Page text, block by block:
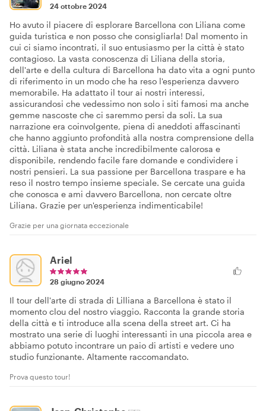
24 ottobre 2024
Ho avuto il piacere di esplorare Barcellona con Liliana come
guida turistica e non posso che consigliarla! Dal momento in
cui ci siamo incontrati, il suo entusiasmo per la città è stato
contagioso. La vasta conoscenza di Liliana della storia,
dell'arte e della cultura di Barcellona ha dato vita a ogni punto
di riferimento in un modo che ha reso l'esperienza davvero
memorabile. Ha adattato il tour ai nostri interessi,
assicurandosi che vedessimo non solo i siti famosi ma anche
gemme nascoste che ci saremmo persi da soli. La sua
narrazione era coinvolgente, piena di aneddoti affascinanti
che hanno aggiunto profondità alla nostra comprensione della
città. Liliana è stata anche incredibilmente calorosa e
disponibile, rendendo facile fare domande e condividere i
nostri pensieri. La sua passione per Barcellona traspare e ha
reso il nostro tempo insieme speciale. Se cercate una guida
che conosca e ami davvero Barcellona, non cercate oltre
Liliana. Grazie per un'esperienza indimenticabile!
Grazie per una giornata eccezionale
Ariel
28 giugno 2024
Il tour dell'arte di strada di Lilliana a Barcellona è stato il
momento clou del nostro viaggio. Racconta la grande storia
della città e ti introduce alla scena della street art. Ci ha
mostrato una serie di luoghi interessanti in una piccola area e
abbiamo potuto incontrare un paio di artisti e vedere uno
studio funzionante. Altamente raccomandato.
Prova questo tour!